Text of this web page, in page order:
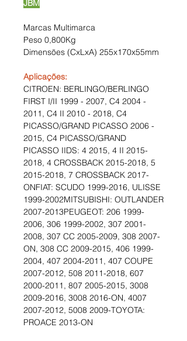
JBM
Marcas Multimarca
Peso 0,800Kg
Dimensões (CxLxA) 255x170x55mm
Aplicações:
CITROEN: BERLINGO/BERLINGO
FIRST I/II 1999 - 2007, C4 2004 -
2011, C4 II 2010 - 2018, C4
PICASSO/GRAND PICASSO 2006 -
2015, C4 PICASSO/GRAND
PICASSO IIDS: 4 2015, 4 II 2015-
2018, 4 CROSSBACK 2015-2018, 5
2015-2018, 7 CROSSBACK 2017-
ONFIAT: SCUDO 1999-2016, ULISSE
1999-2002MITSUBISHI: OUTLANDER
2007-2013PEUGEOT: 206 1999-
2006, 306 1999-2002, 307 2001-
2008, 307 CC 2005-2009, 308 2007-
ON, 308 CC 2009-2015, 406 1999-
2004, 407 2004-2011, 407 COUPE
2007-2012, 508 2011-2018, 607
2000-2011, 807 2005-2015, 3008
2009-2016, 3008 2016-ON, 4007
2007-2012, 5008 2009-TOYOTA:
PROACE 2013-ON